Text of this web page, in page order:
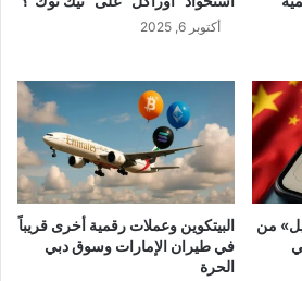
أكتوبر 6, 2025
من
البيتكوين وعملات رقمية أخرى قريباً
في طيران الإمارات وسوق دبي
الحرة